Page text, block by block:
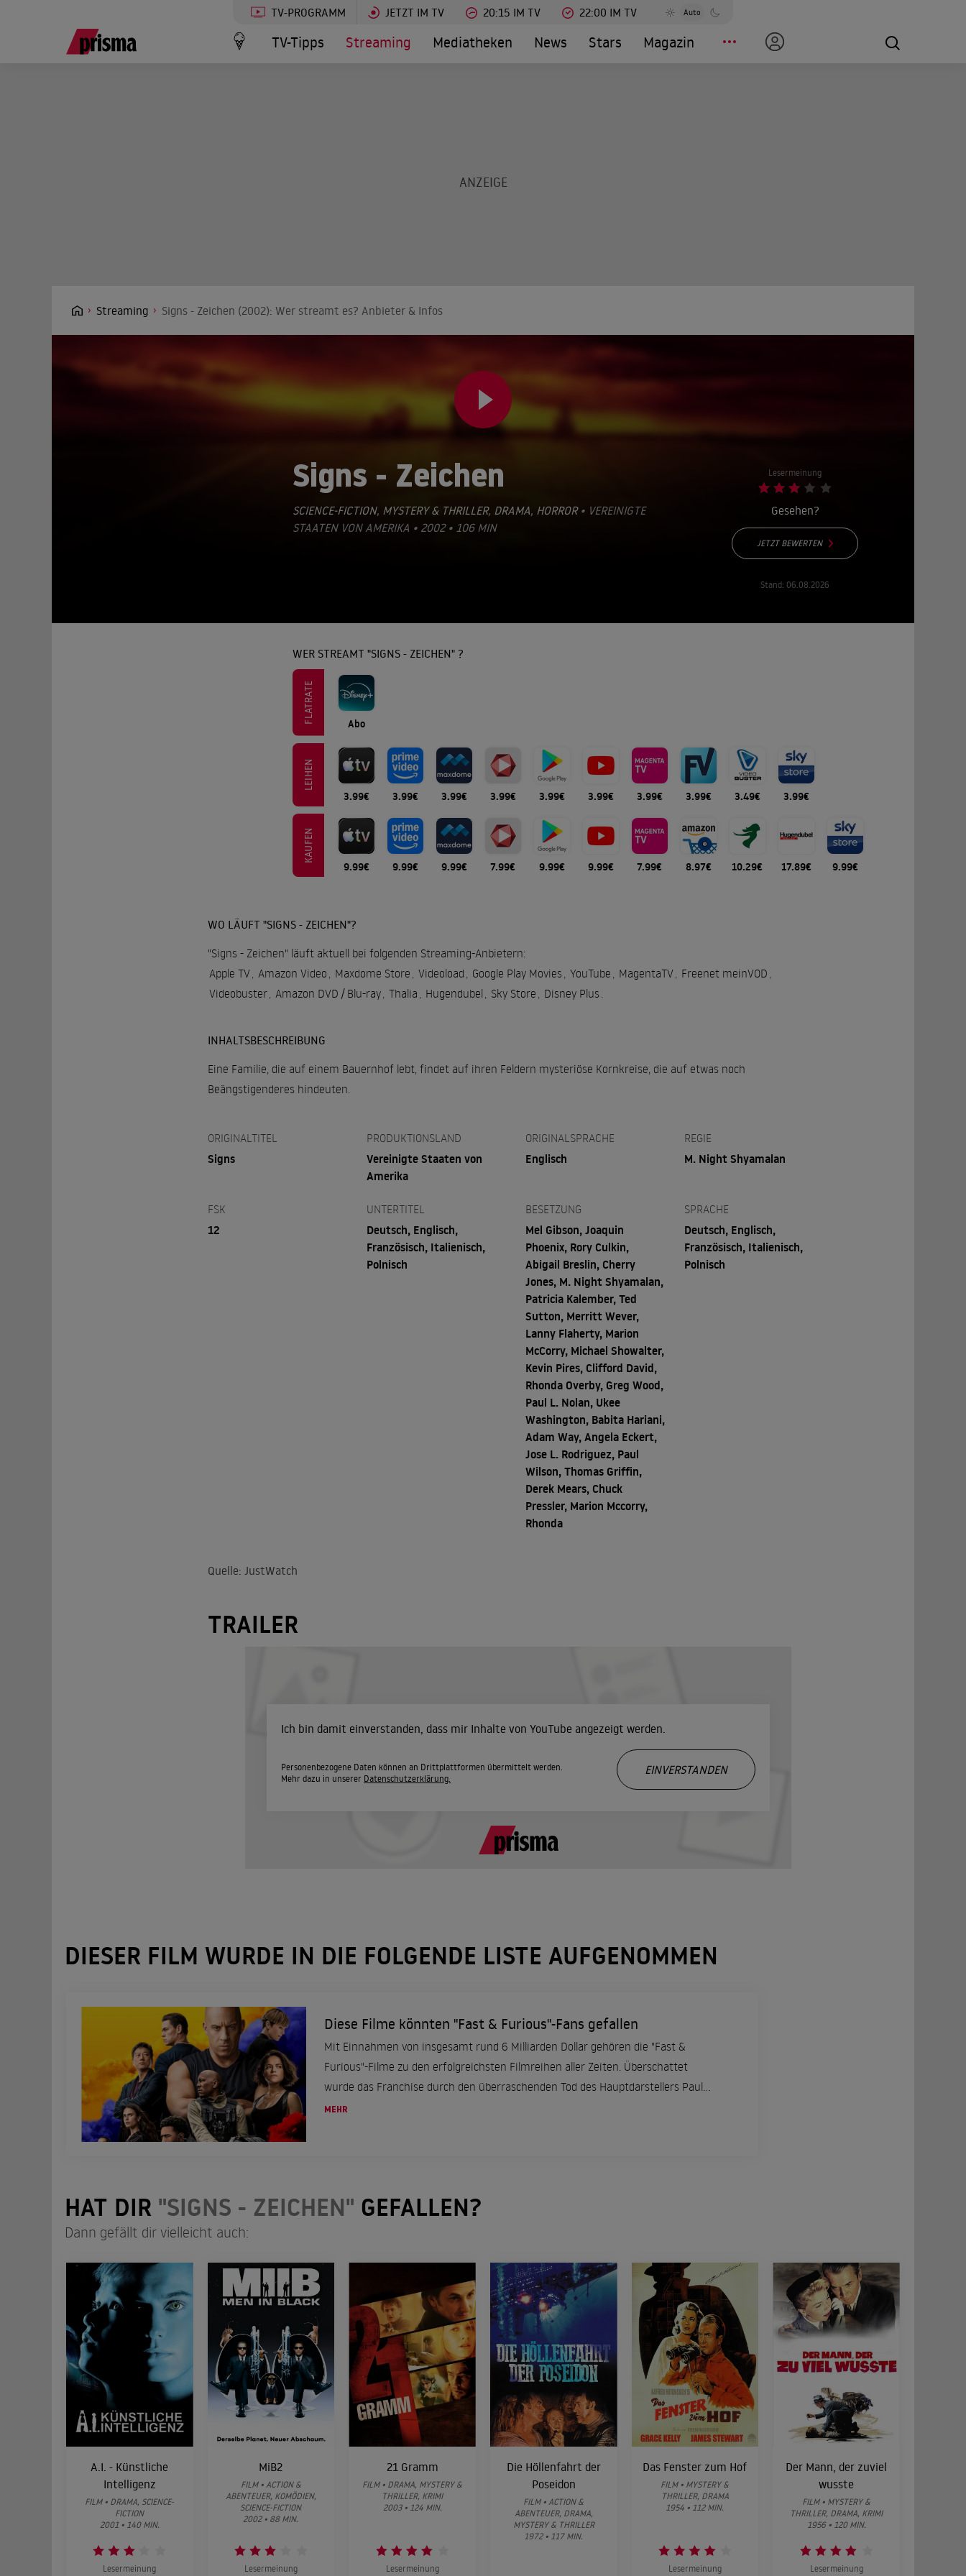
TV-PROGRAMM JETZT IM TV 20:15 IM TV 22:00 IM TV Auto
TV-Tipps Streaming Mediatheken News Stars Magazin
Streaming Signs - Zeichen (2002): Wer streamt es? Anbieter & Infos
Signs - Zeichen
SCIENCE-FICTION, MYSTERY & THRILLER, DRAMA, HORROR• VEREINIGTE
STAATEN VON AMERIKA • 2002 • 106 MIN
Lesermeinung
Gesehen?
JETZT BEWERTEN
Stand: 06.08.2026
WER STREAMT "SIGNS - ZEICHEN" ?
FLATRATE Abo
LEIHEN
3.99€ 3.99€ 3.99€ 3.99€ 3.99€ 3.99€ 3.99€ 3.99€ 3.49€ 3.99€
KAUFEN
9.99€ 9.99€ 9.99€ 7.99€ 9.99€ 9.99€ 7.99€ 8.97€ 10.29€ 17.89€ 9.99€
WO LÄUFT "SIGNS - ZEICHEN"?
"Signs - Zeichen" läuft aktuell bei folgenden Streaming-Anbietern:
Apple TV
Amazon Video Maxdome Store Videoload Google Play Movies YouTube MagentaTV Freenet meinVOD
Videobuster
Amazon DVD / Blu-ray Thalia Hugendubel Sky Store Disney Plus
INHALTSBESCHREIBUNG
Eine Familie, die auf einem Bauernhof lebt, findet auf ihren Feldern mysteriöse Kornkreise, die auf etwas noch
Beängstigenderes hindeuten.
ORIGINALTITEL
Signs
PRODUKTIONSLAND
Vereinigte Staaten von
Amerika
ORIGINALSPRACHE
Englisch
REGIE
M. Night Shyamalan
FSK
12
UNTERTITEL
Deutsch, Englisch,
Französisch, Italienisch,
Polnisch
BESETZUNG
Mel Gibson, Joaquin
Phoenix, Rory Culkin,
Abigail Breslin, Cherry
Jones, M. Night Shyamalan,
Patricia Kalember, Ted
Sutton, Merritt Wever,
Lanny Flaherty, Marion
McCorry, Michael Showalter,
Kevin Pires, Clifford David,
Rhonda Overby, Greg Wood,
Paul L. Nolan, Ukee
Washington, Babita Hariani,
Adam Way, Angela Eckert,
Jose L. Rodriguez, Paul
Wilson, Thomas Griffin,
Derek Mears, Chuck
Pressler, Marion Mccorry,
Rhonda
SPRACHE
Deutsch, Englisch,
Französisch, Italienisch,
Polnisch
Quelle: JustWatch
TRAILER
Ich bin damit einverstanden, dass mir Inhalte von YouTube angezeigt werden.
Personenbezogene Daten können an Drittplattformen übermittelt werden.
Mehr dazu in unserer Datenschutzerklärung.
EINVERSTANDEN
DIESER FILM WURDE IN DIE FOLGENDE LISTE AUFGENOMMEN
Diese Filme könnten "Fast & Furious"-Fans gefallen
Mit Einnahmen von insgesamt rund 6 Milliarden Dollar gehören die "Fast &
Furious"-Filme zu den erfolgreichsten Filmreihen aller Zeiten. Überschattet
wurde das Franchise durch den überraschenden Tod des Hauptdarstellers Paul...
MEHR
HAT DIR "SIGNS - ZEICHEN" GEFALLEN?
Dann gefällt dir vielleicht auch:
A.I. - Künstliche
Intelligenz
FILM • DRAMA, SCIENCE-
FICTION
2001 • 140 MIN.
Lesermeinung
MiB2
FILM • ACTION &
ABENTEUER, KOMÖDIEN,
SCIENCE-FICTION
2002 • 88 MIN.
Lesermeinung
21 Gramm
FILM • DRAMA, MYSTERY &
THRILLER, KRIMI
2003 • 124 MIN.
Lesermeinung
Die Höllenfahrt der
Poseidon
FILM • ACTION &
ABENTEUER, DRAMA,
MYSTERY & THRILLER
1972 • 117 MIN.
Das Fenster zum Hof
FILM • MYSTERY &
THRILLER, DRAMA
1954 • 112 MIN.
Lesermeinung
Der Mann, der zuviel
wusste
FILM • MYSTERY &
THRILLER, DRAMA, KRIMI
1956 • 120 MIN.
Lesermeinung